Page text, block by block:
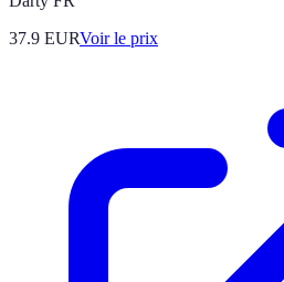
37.9 EURVoir le prix